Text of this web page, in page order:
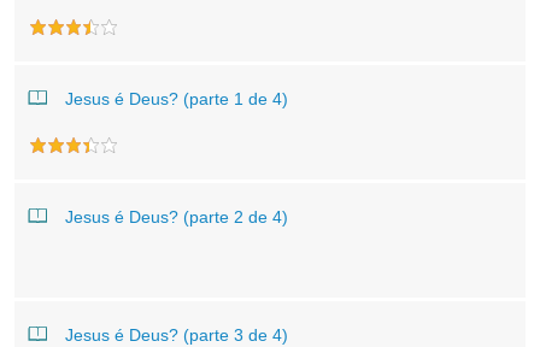
Jesus é Deus? (parte 1 de 4)
Jesus é Deus? (parte 2 de 4)
Jesus é Deus? (parte 3 de 4)